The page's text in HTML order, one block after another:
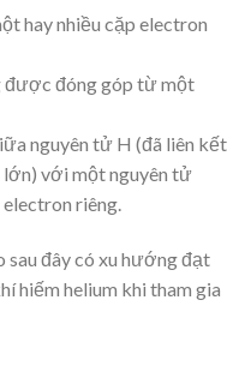
hay nhiều cặp electron
được đóng góp từ một
nguyên tử H (đã liên kết
với một nguyên tử
riêng.
sau đây có xu hướng đạt
hiếm helium khi tham gia